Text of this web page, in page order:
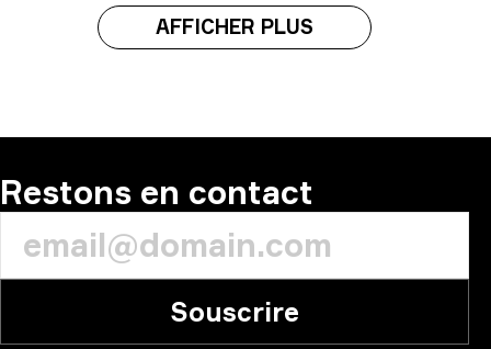
AFFICHER PLUS
Restons en contact
Souscrire